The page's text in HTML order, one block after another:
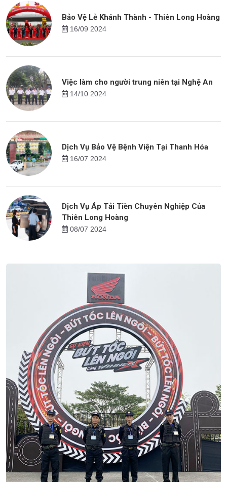
Bảo Vệ Lễ Khánh Thành - Thiên Long Hoàng
16/09 2024
Việc làm cho người trung niên tại Nghệ An
14/10 2024
Dịch Vụ Bảo Vệ Bệnh Viện Tại Thanh Hóa
16/07 2024
Dịch Vụ Áp Tải Tiền Chuyên Nghiệp Của
Thiên Long Hoàng
08/07 2024